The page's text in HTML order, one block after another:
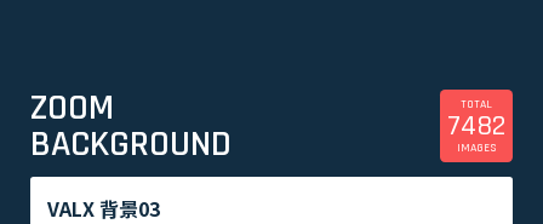
ZOOM
BACKGROUND
TOTAL
7482
IMAGES
VALX 背景03